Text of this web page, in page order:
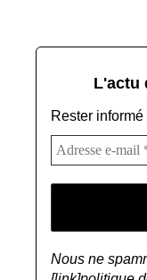
L'actu
Rester informé
Nous ne